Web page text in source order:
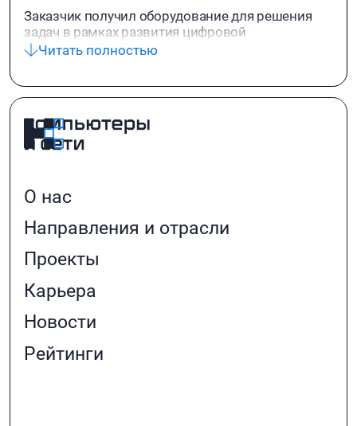
Заказчик получил оборудование для решения
задач в рамках развития цифровой
инфраструктуры региона.
обработки данных Правительства
Читать полностью
О нас
Направления и отрасли
Проекты
Карьера
Новости
Рейтинги